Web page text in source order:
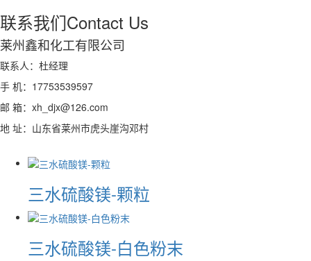
联系我们Contact Us
莱州鑫和化工有限公司
联系人：杜经理
手 机：17753539597
邮 箱：xh_djx@126.com
地 址：山东省莱州市虎头崖沟邓村
三水硫酸镁-颗粒
三水硫酸镁-白色粉末